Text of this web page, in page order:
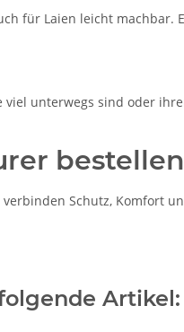
für Laien leicht
unterwegs sind oder
bestellen
Schutz, Komfort
Artikel: